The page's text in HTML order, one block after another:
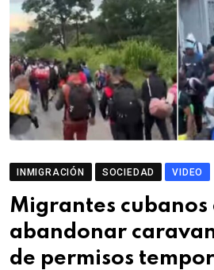
INMIGRACIÓN SOCIEDAD VIDEO
Migrantes cubanos
abandonar
de permisos